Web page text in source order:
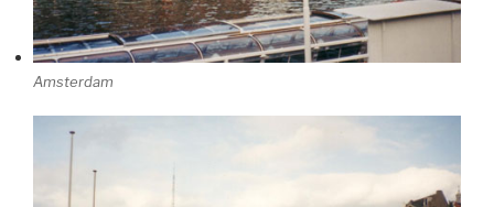
Amsterdam